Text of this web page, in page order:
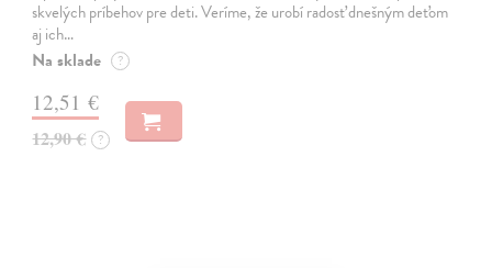
skvelých príbehov pre deti. Veríme, že urobí radosť dnešným deťom
aj ich…
Na sklade ?
12,51 €
12,90 € ?